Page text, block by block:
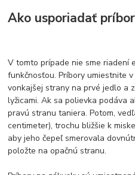
Ako usporiadať
V tomto prípade nie sme riadení
funkčnosťou. Príbory umiestnite
vonkajšej strany na prvé jedlo a
lyžicami. Ak sa polievka podáva
pravú stranu taniera. Potom,
centimeter), trochu bližšie k
aby jeho čepeľ smerovala
položte na opačnú stranu.